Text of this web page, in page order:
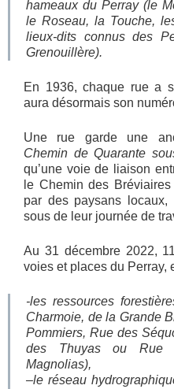
hameaux du Perray (le
le Roseau, la Touche,
lieux-dits connus des
Grenouillère).
En 1936, chaque rue a
aura désormais son
Une rue garde une
Chemin de Quarante
qu’une voie de liaison
le Chemin des
par des paysans
sous de leur journée de
Au 31 décembre 2022,
voies et places du Perray,
-les ressources
Charmoie, de la Grande
Pommiers, Rue des
des Thuyas ou Rue
Magnolias),
–le réseau